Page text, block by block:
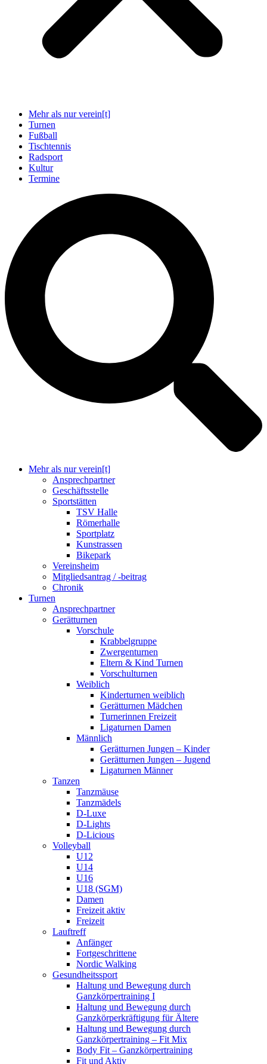
Mehr als nur verein[t]
Turnen
Fußball
Tischtennis
Radsport
Kultur
Termine
Mehr als nur verein[t]
Ansprechpartner
Geschäftsstelle
Sportstätten
TSV Halle
Römerhalle
Sportplatz
Kunstrassen
Bikepark
Vereinsheim
Mitgliedsantrag / -beitrag
Chronik
Turnen
Ansprechpartner
Gerätturnen
Vorschule
Krabbelgruppe
Zwergenturnen
Eltern & Kind Turnen
Vorschulturnen
Weiblich
Kinderturnen weiblich
Gerätturnen Mädchen
Turnerinnen Freizeit
Ligaturnen Damen
Männlich
Gerätturnen Jungen – Kinder
Gerätturnen Jungen – Jugend
Ligaturnen Männer
Tanzen
Tanzmäuse
Tanzmädels
D-Luxe
D-Lights
D-Licious
Volleyball
U12
U14
U16
U18 (SGM)
Damen
Freizeit aktiv
Freizeit
Lauftreff
Anfänger
Fortgeschrittene
Nordic Walking
Gesundheitssport
Haltung und Bewegung durch
Ganzkörpertraining I
Haltung und Bewegung durch
Ganzkörperkräftigung für Ältere
Haltung und Bewegung durch
Ganzkörpertraining – Fit Mix
Body Fit – Ganzkörpertraining
Fit und Aktiv